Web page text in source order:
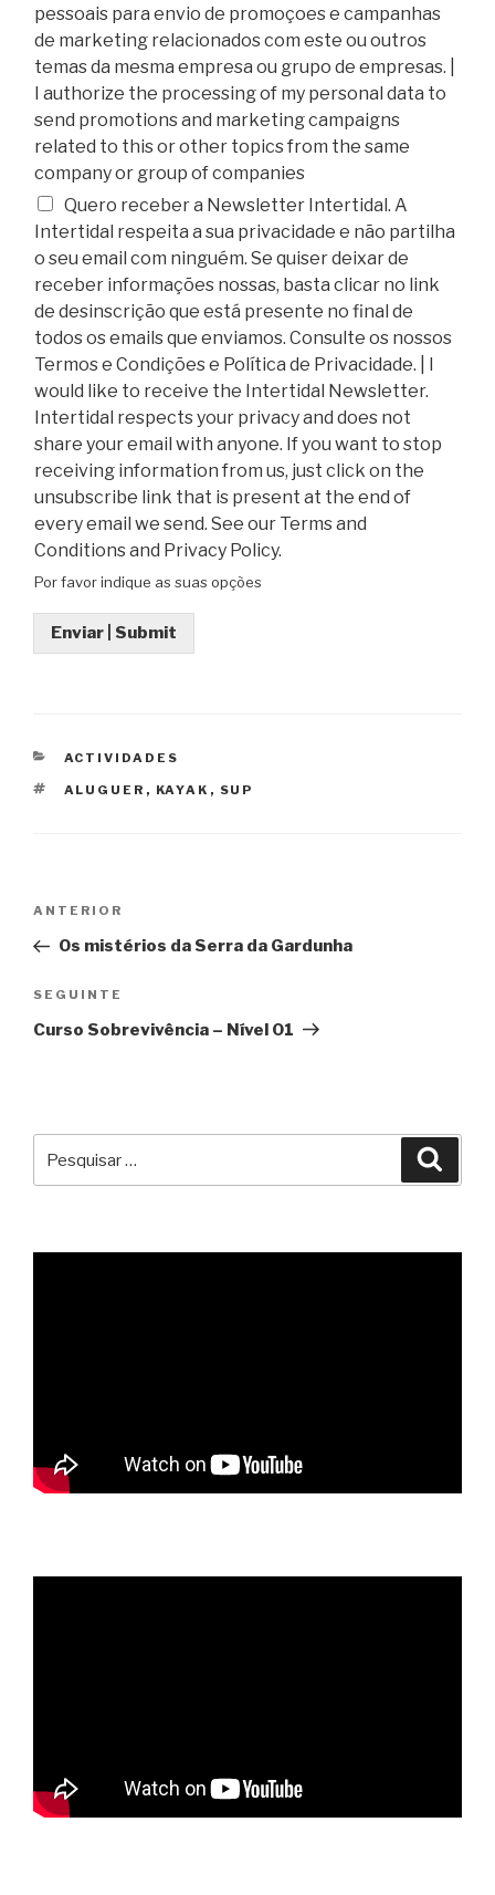
pessoais para envio de promoçoes e campanhas
de marketing relacionados com este ou outros
temas da mesma empresa ou grupo de empresas. |
I authorize the processing of my personal data to
send promotions and marketing campaigns
related to this or other topics from the same
company or group of companies
Quero receber a Newsletter Intertidal. A
Intertidal respeita a sua privacidade e não partilha
o seu email com ninguém. Se quiser deixar de
receber informações nossas, basta clicar no link
de desinscrição que está presente no final de
todos os emails que enviamos. Consulte os nossos
Termos e Condições e Política de Privacidade. | I
would like to receive the Intertidal Newsletter.
Intertidal respects your privacy and does not
share your email with anyone. If you want to stop
receiving information from us, just click on the
unsubscribe link that is present at the end of
every email we send. See our Terms and
Conditions and Privacy Policy.
Por favor indique as suas opções
Enviar | Submit
CATEGORIAS
ACTIVIDADES
ETIQUETAS
ALUGUER , KAYAK , SUP
artigos
Conteúdo
anterior
ANTERIOR
Os mistérios da Serra da Gardunha
Conteúdo
seguinte
SEGUINTE
Curso Sobrevivência – Nível 01
por: